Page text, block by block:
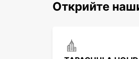
Открийте